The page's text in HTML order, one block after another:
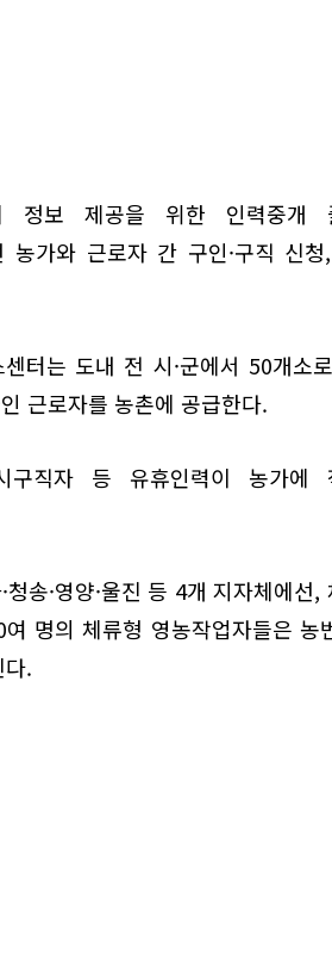
보 제공을 위한 인력중개
가와 근로자 간 구인·구직 신청
터는 도내 전 시·군에서 50개소
근로자를 농촌에 공급한다.
구직자 등 유휴인력이 농가에
송·영양·울진 등 4개 지자체에선,
명의 체류형 영농작업자들은 농
.